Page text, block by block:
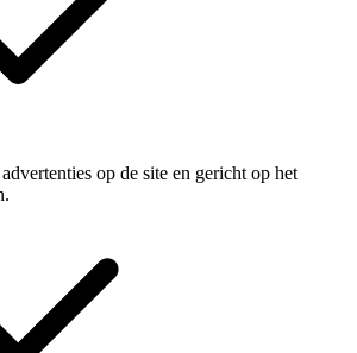
op de site en gericht op het